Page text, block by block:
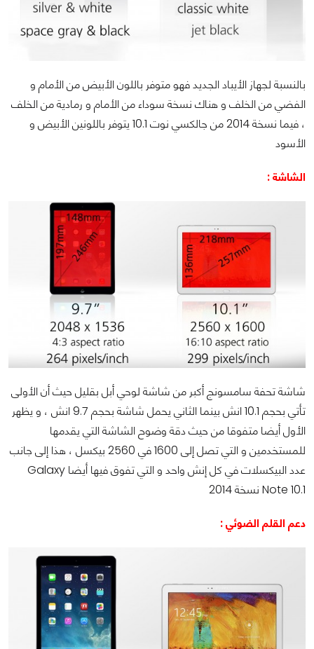
بالنسبة لجهاز الأيباد الجديد فهو متوفر باللون الأبيض من الأمام و
الفضي من الخلف و هناك نسخة سوداء من الأمام و رمادية من الخلف
، فيما نسخة 2014 من جالكسي نوت 10.1 يتوفر باللونين الأبيض و
الأسود
الشاشة :
شاشة تحفة سامسونج أكبر من شاشة لوحي أبل بقليل حيث أن الأولى
تأتي بحجم 10.1 انش بينما الثاني يحمل شاشة بحجم 9.7 انش ، و يظهر
الأول أيضا متفوقا من حيث دقة وضوح الشاشة التي يقدمها
للمستخدمين و التي تصل إلى 1600 في 2560 بيكسل ، هذا إلى جانب
عدد البيكسلات في كل إنش واحد و التي تفوق فيها أيضا Galaxy
Note 10.1 نسخة 2014
دعم القلم الضوئي :